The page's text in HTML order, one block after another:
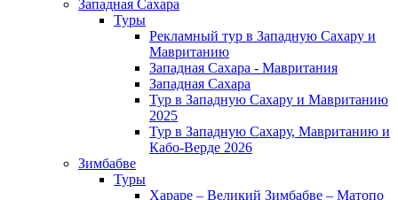
Западная Сахара
Туры
Рекламный тур в Западную Сахару и
Мавританию
Западная Сахара - Мавритания
Западная Сахара
Тур в Западную Сахару и Мавританию
2025
Тур в Западную Сахару, Мавританию и
Кабо-Верде 2026
Зимбабве
Туры
Хараре – Великий Зимбабве – Матопо